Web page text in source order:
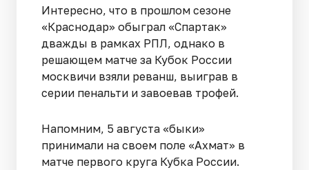
Интересно, что в прошлом сезоне
«Краснодар» обыграл «Спартак»
дважды в рамках РПЛ, однако в
решающем матче за Кубок России
москвичи взяли реванш, выиграв в
серии пенальти и завоевав трофей.
Напомним, 5 августа «быки»
принимали на своем поле «Ахмат» в
матче первого круга Кубка России.